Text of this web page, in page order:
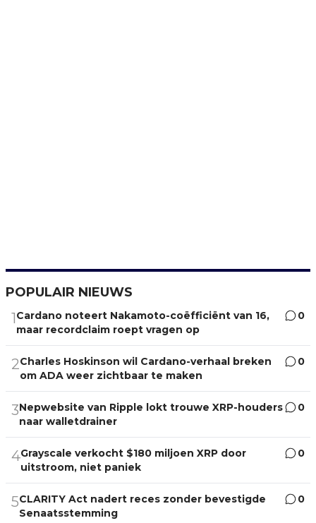
POPULAIR NIEUWS
1Cardano noteert Nakamoto-coëfficiënt van 16,
maar recordclaim roept vragen op
0
2Charles Hoskinson wil Cardano-verhaal breken
om ADA weer zichtbaar te maken
0
3Nepwebsite van Ripple lokt trouwe XRP-houders
naar walletdrainer
0
4Grayscale verkocht $180 miljoen XRP door
uitstroom, niet paniek
0
5CLARITY Act nadert reces zonder bevestigde
Senaatsstemming
0